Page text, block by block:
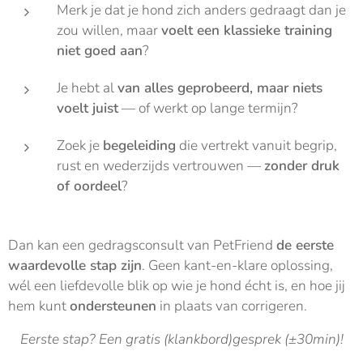
Merk je dat je hond zich anders gedraagt dan je
zou willen, maarvoelt een klassieke training
niet goed aan?
Je hebt alvan alles geprobeerd, maar niets
voelt juist— of werkt op lange termijn?
Zoek je begeleiding die vertrekt vanuit begrip,
rust en wederzijds vertrouwen — zonder druk
of oordeel?
Dan kan een gedragsconsult van PetFriend de eerste
waardevolle stap zijn. Geen kant-en-klare oplossing,
wél een liefdevolle blik op wie je hond écht is, en hoe jij
hem kuntondersteunen in plaats van corrigeren.
Eerste stap? Een gratis (klankbord)gesprek (±30min)!